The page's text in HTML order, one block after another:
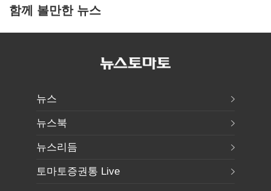
함께 볼만한 뉴스
뉴스
뉴스북
뉴스리듬
토마토증권통 Live